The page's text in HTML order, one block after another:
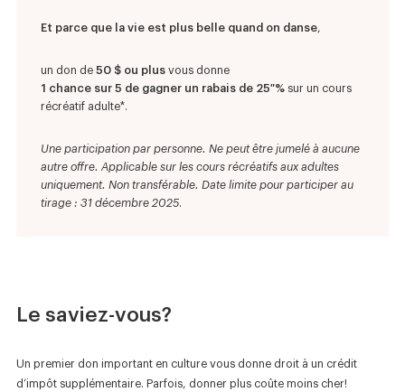
Et parce que la vie est plus belle quand on danse,
un don de 50 $ ou plus vous donne
1 chance sur 5 de gagner un rabais de 25 % sur un cours
récréatif adulte*.
Une participation par personne. Ne peut être jumelé à aucune
autre offre. Applicable sur les cours récréatifs aux adultes
uniquement. Non transférable. Date limite pour participer au
tirage : 31 décembre 2025.
Le saviez-vous?
Un premier don important en culture vous donne droit à un crédit
d’impôt supplémentaire. Parfois, donner plus coûte moins cher!